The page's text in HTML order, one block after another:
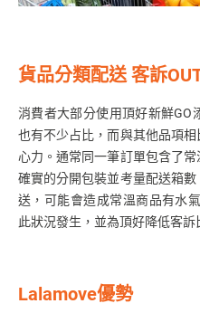
貨品分類配送 客訴
消費者大部分使用頂好新鮮GO
也有不少占比，而與其他品項
心力。通常同一筆訂單包含了
確實的分開包裝並考量配送箱
送，可能會造成常溫商品有水
此狀況發生，並為頂好降低客訴
Lalamove優勢